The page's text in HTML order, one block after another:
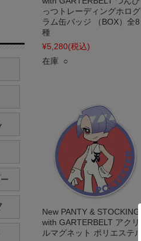
っつトレーディングホログ
ラム缶バッジ （BOX）全8
種
¥5,280(税込)
在庫 ○
New PANTY & STOCKING
with GARTERBELT アクリ
ルマグネット ポリエステル